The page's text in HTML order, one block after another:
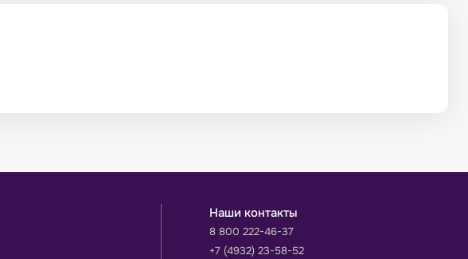
Наши контакты
8 800 222-46-37
+7 (4932) 23-58-52